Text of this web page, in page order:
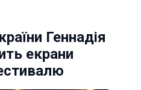
Геннадія
екрани